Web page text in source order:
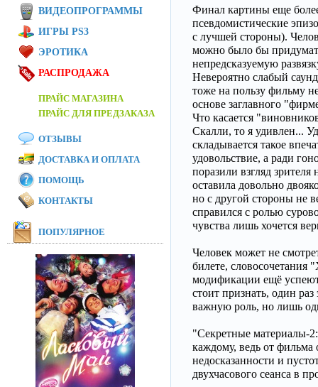
Финал картины еще
псевдомистические
с лучшей стороны).
можно было бы
непредсказуемую
Невероятно слабый
тоже на пользу фильму
основе заглавного
Что касается
Скалли, то я удивлен...
складывается такое
удовольствие, а ради
поразили взгляд
оставила довольно
но с другой стороны не
справился с ролью
чувства лишь хочется
Человек может не
билете, словосочетания
модификации ещё
стоит признать, один
важную роль, но лишь
"Секретные материалы-
каждому, ведь от фильма
недосказанности и
двухчасового сеанса в
ВИДЕОПРОГРАММЫ
ИГРЫ PS3
ЭРОТИКА
РАСПРОДАЖА
ПРАЙС МАГАЗИНА
ПРАЙС ДЛЯ ПРЕДЗАКАЗА
ОТЗЫВЫ
ДОСТАВКА И ОПЛАТА
ПОМОЩЬ
КОНТАКТЫ
ПОПУЛЯРНОЕ